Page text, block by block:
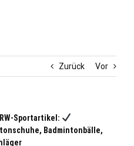
Zurück Vor
RW-Sportartikel:
Badmintonbälle,